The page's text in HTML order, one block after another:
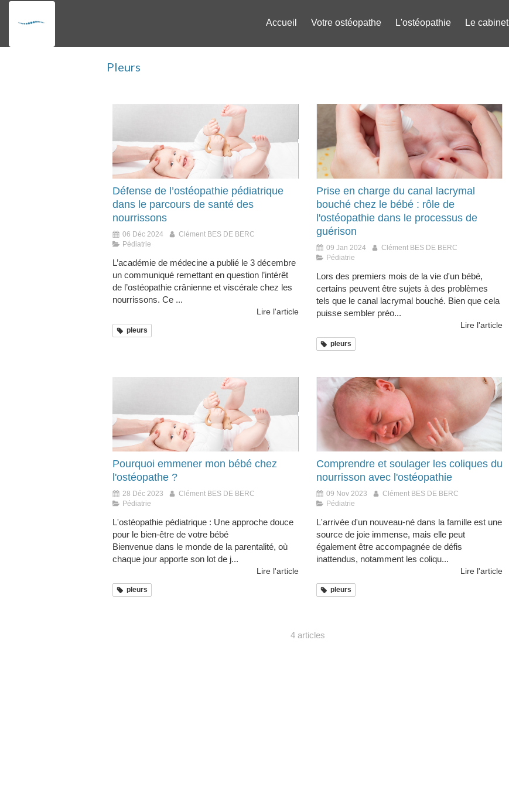
Accueil Votre ostéopathe L'ostéopathie Le cabinet
Pleurs
Défense de l’ostéopathie pédiatrique
dans le parcours de santé des
nourrissons
06 Déc 2024
Clément BES DE BERC
Pédiatrie
L’académie de médecine a publié le 3 décembre
un communiqué remettant en question l’intérêt
de l’ostéopathie crânienne et viscérale chez les
nourrissons. Ce ...
Lire l'article
pleurs
Prise en charge du canal lacrymal
bouché chez le bébé : rôle de
l'ostéopathie dans le processus de
guérison
09 Jan 2024
Clément BES DE BERC
Pédiatrie
Lors des premiers mois de la vie d'un bébé,
certains peuvent être sujets à des problèmes
tels que le canal lacrymal bouché. Bien que cela
puisse sembler préo...
Lire l'article
pleurs
Pourquoi emmener mon bébé chez
l'ostéopathe ?
28 Déc 2023
Clément BES DE BERC
Pédiatrie
L'ostéopathie pédiatrique : Une approche douce
pour le bien-être de votre bébé
Bienvenue dans le monde de la parentalité, où
chaque jour apporte son lot de j...
Lire l'article
pleurs
Comprendre et soulager les coliques du
nourrisson avec l'ostéopathie
09 Nov 2023
Clément BES DE BERC
Pédiatrie
L'arrivée d'un nouveau-né dans la famille est une
source de joie immense, mais elle peut
également être accompagnée de défis
inattendus, notamment les coliqu...
Lire l'article
pleurs
4 articles